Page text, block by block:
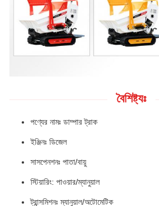
বৈশিষ্ট্যঃ
পণ্যের নামঃ ডাম্পার ট্রাক
ইঞ্জিনঃ ডিজেল
সাসপেনশনঃ পাতা/বায়ু
স্টিয়ারিং: পাওয়ার/ম্যানুয়াল
ট্রান্সমিশনঃ ম্যানুয়াল/অটোমেটিক